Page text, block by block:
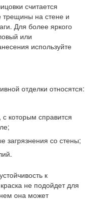
считается
трещины на стене и
Для более яркого
или
используйте
отделки относятся:
с которым справится
загрязнения со стены;
к
не подойдет для
она может